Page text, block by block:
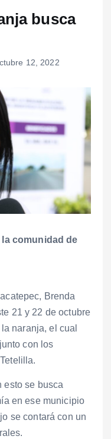
busca
12, 2022
comunidad de
Brenda
21 y 22 de octubre
naranja, el cual
con los
esto se busca
en ese municipio
se contará con un